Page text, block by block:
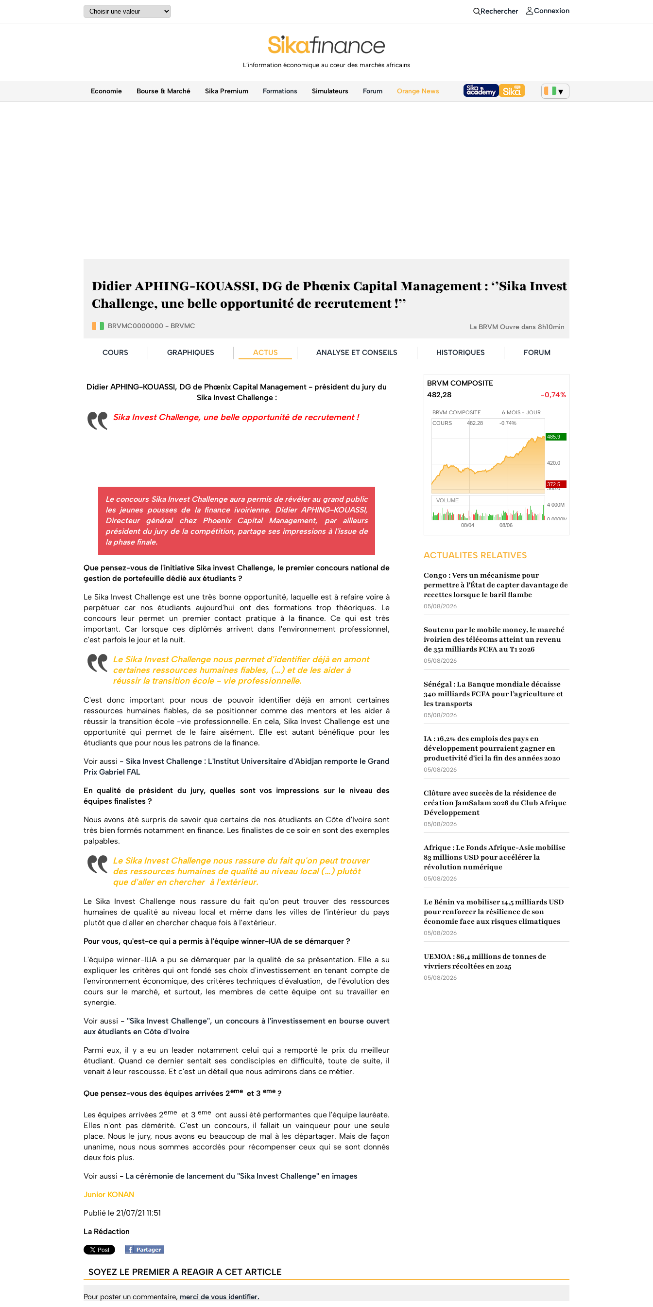
Rechercher Connexion
L’information économique au cœur des marchés africains
Economie Bourse & Marché Sika Premium Formations Simulateurs Forum Orange News
Didier APHING-KOUASSI, DG de Phœnix Capital Management : ‘’Sika Invest
Challenge, une belle opportunité de recrutement !’’
BRVMC0000000 - BRVMC La BRVM Ouvre dans 8h10min
COURS GRAPHIQUES ACTUS ANALYSE ET CONSEILS HISTORIQUES FORUM
Didier APHING-KOUASSI, DG de Phœnix Capital Management - président du jury du
Sika Invest Challenge :
Sika Invest Challenge, une belle opportunité de recrutement !
Le concours Sika Invest Challenge aura permis de révéler au grand public
les jeunes pousses de la finance ivoirienne. Didier APHING-KOUASSI,
Directeur général chez Phoenix Capital Management, par ailleurs
président du jury de la compétition, partage ses impressions à l'issue de
la phase finale.
Que pensez-vous de l'initiative Sika invest Challenge, le premier concours national de
gestion de portefeuille dédié aux étudiants ?
Le Sika Invest Challenge est une très bonne opportunité, laquelle est à refaire voire à
perpétuer car nos étudiants aujourd'hui ont des formations trop théoriques. Le
concours leur permet un premier contact pratique à la finance. Ce qui est très
important. Car lorsque ces diplômés arrivent dans l'environnement professionnel,
c'est parfois le jour et la nuit.
Le Sika Invest Challenge nous permet d'identifier déjà en amont
certaines ressources humaines fiables, (…) et de les aider à
réussir la transition école - vie professionnelle.
C'est donc important pour nous de pouvoir identifier déjà en amont certaines
ressources humaines fiables, de se positionner comme des mentors et les aider à
réussir la transition école -vie professionnelle. En cela, Sika Invest Challenge est une
opportunité qui permet de le faire aisément. Elle est autant bénéfique pour les
étudiants que pour nous les patrons de la finance.
Voir aussi - Sika Invest Challenge : L'Institut Universitaire d'Abidjan remporte le Grand
Prix Gabriel FAL
En qualité de président du jury, quelles sont vos impressions sur le niveau des
équipes finalistes ?
Nous avons été surpris de savoir que certains de nos étudiants en Côte d'Ivoire sont
très bien formés notamment en finance. Les finalistes de ce soir en sont des exemples
palpables.
Le Sika Invest Challenge nous rassure du fait qu'on peut trouver
des ressources humaines de qualité au niveau local (…) plutôt
que d'aller en chercher à l'extérieur.
Le Sika Invest Challenge nous rassure du fait qu'on peut trouver des ressources
humaines de qualité au niveau local et même dans les villes de l'intérieur du pays
plutôt que d'aller en chercher chaque fois à l'extérieur.
Pour vous, qu'est-ce qui a permis à l'équipe winner-IUA de se démarquer ?
L'équipe winner-IUA a pu se démarquer par la qualité de sa présentation. Elle a su
expliquer les critères qui ont fondé ses choix d'investissement en tenant compte de
l'environnement économique, des critères techniques d'évaluation, de l'évolution des
cours sur le marché, et surtout, les membres de cette équipe ont su travailler en
synergie.
Voir aussi - ''Sika Invest Challenge'', un concours à l'investissement en bourse ouvert
aux étudiants en Côte d'Ivoire
Parmi eux, il y a eu un leader notamment celui qui a remporté le prix du meilleur
étudiant. Quand ce dernier sentait ses condisciples en difficulté, toute de suite, il
venait à leur rescousse. Et c'est un détail que nous admirons dans ce métier.
Que pensez-vous des équipes arrivées 2eme et 3 eme ?
Les équipes arrivées 2eme et 3 eme ont aussi été performantes que l'équipe lauréate.
Elles n'ont pas démérité. C'est un concours, il fallait un vainqueur pour une seule
place. Nous le jury, nous avons eu beaucoup de mal à les départager. Mais de façon
unanime, nous nous sommes accordés pour récompenser ceux qui se sont donnés
deux fois plus.
Voir aussi - La cérémonie de lancement du ''Sika Invest Challenge'' en images
Junior KONAN
Publié le 21/07/21 11:51
La Rédaction
BRVM COMPOSITE
482,28
-0,74%
BRVM COMPOSITE 6 MOIS - JOUR
VOLUME
COURS 482.28 -0.74%
ACTUALITES RELATIVES
Congo : Vers un mécanisme pour
permettre à l'État de capter davantage de
recettes lorsque le baril flambe
05/08/2026
Soutenu par le mobile money, le marché
ivoirien des télécoms atteint un revenu
de 351 milliards FCFA au T1 2026
05/08/2026
Sénégal : La Banque mondiale décaisse
340 milliards FCFA pour l’agriculture et
les transports
05/08/2026
IA : 16,2% des emplois des pays en
développement pourraient gagner en
productivité d'ici la fin des années 2020
05/08/2026
Clôture avec succès de la résidence de
création JamSalam 2026 du Club Afrique
Développement
05/08/2026
Afrique : Le Fonds Afrique-Asie mobilise
83 millions USD pour accélérer la
révolution numérique
05/08/2026
Le Bénin va mobiliser 14,5 milliards USD
pour renforcer la résilience de son
économie face aux risques climatiques
05/08/2026
UEMOA : 86,4 millions de tonnes de
vivriers récoltées en 2025
05/08/2026
SOYEZ LE PREMIER A REAGIR A CET ARTICLE
Pour poster un commentaire, merci de vous identifier.